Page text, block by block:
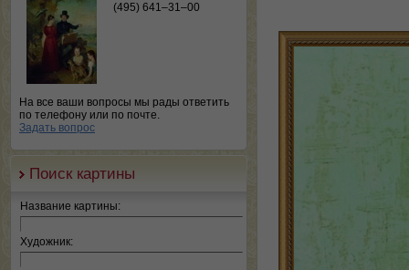
(495) 641–31–00
На все ваши вопросы мы рады ответить
по телефону или по почте.
Задать вопрос
Поиск картины
Название картины:
Художник: